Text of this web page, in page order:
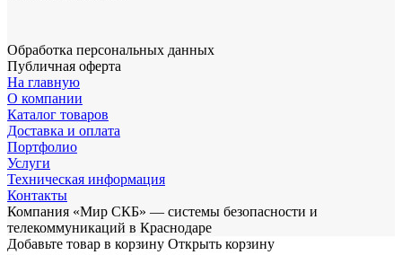
Обработка персональных данных
Публичная оферта
На главную
О компании
Каталог товаров
Доставка и оплата
Портфолио
Услуги
Техническая информация
Контакты
Компания «Мир СКБ» — системы безопасности и
телекоммуникаций в Краснодаре
Добавьте товар в корзину Открыть корзину